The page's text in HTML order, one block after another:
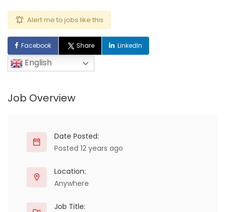
Alert me to jobs like this
Facebook Share LinkedIn
English
Job Overview
Date Posted:
Posted 12 years ago
Location:
Anywhere
Job Title: